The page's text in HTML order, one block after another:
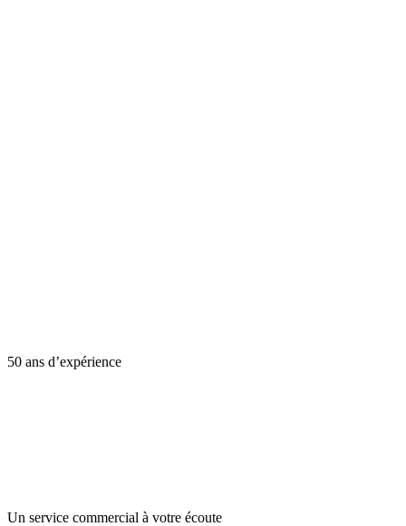
50 ans d’expérience
Un service commercial à votre écoute